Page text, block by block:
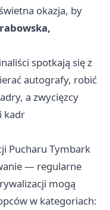
okazja, by
spotkają się z
autografy, robić
a zwycięzcy
kadr
Pucharu Tymbark
— regularne
mogą
w kategoriach: